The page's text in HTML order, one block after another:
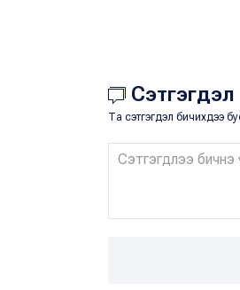
Та сэтгэгдэл бичихдээ